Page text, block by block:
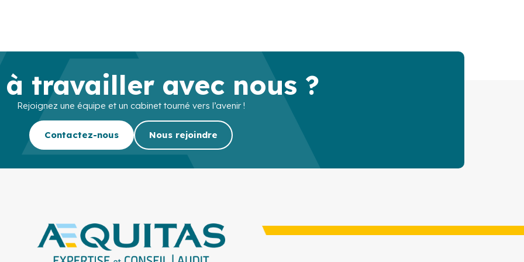
travailler avec nous ?
Rejoignez une équipe et un cabinet tourné vers l’avenir !
Contactez-nous Nous rejoindre